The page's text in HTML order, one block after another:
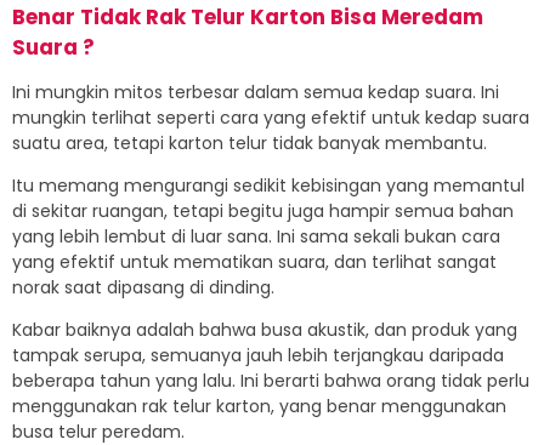
Benar Tidak Rak Telur Karton Bisa Meredam
Suara ?
Ini mungkin mitos terbesar dalam semua kedap suara. Ini
mungkin terlihat seperti cara yang efektif untuk kedap suara
suatu area, tetapi karton telur tidak banyak membantu.
Itu memang mengurangi sedikit kebisingan yang memantul
di sekitar ruangan, tetapi begitu juga hampir semua bahan
yang lebih lembut di luar sana. Ini sama sekali bukan cara
yang efektif untuk mematikan suara, dan terlihat sangat
norak saat dipasang di dinding.
Kabar baiknya adalah bahwa busa akustik, dan produk yang
tampak serupa, semuanya jauh lebih terjangkau daripada
beberapa tahun yang lalu. Ini berarti bahwa orang tidak perlu
menggunakan rak telur karton, yang benar menggunakan
busa telur peredam.